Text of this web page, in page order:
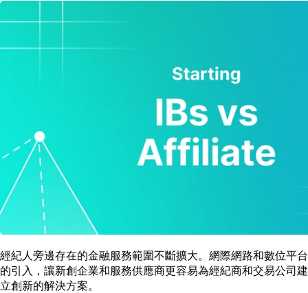
經紀人旁邊存在的金融服務範圍不斷擴大。網際網路和數位平台
的引入，讓新創企業和服務供應商更容易為經紀商和交易公司建
立創新的解決方案。